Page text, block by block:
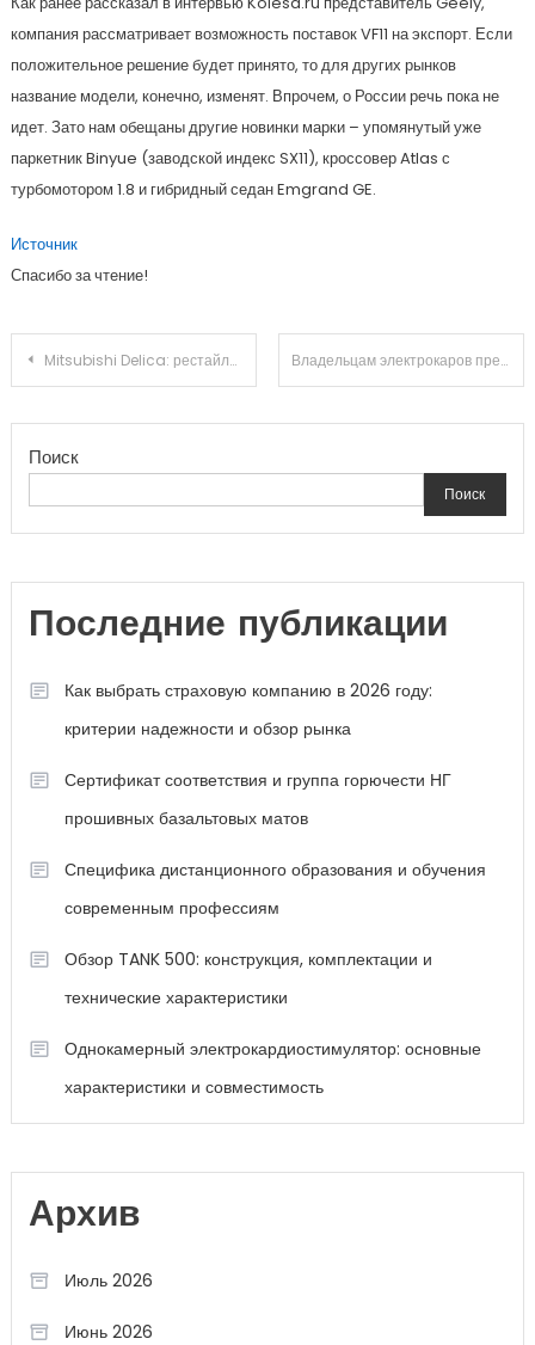
компания рассматривает возможность поставок VF11 на экспорт. Если
положительное решение будет принято, то для других рынков
название модели, конечно, изменят. Впрочем, о России речь пока не
идет. Зато нам обещаны другие новинки марки – упомянутый уже
паркетник Binyue (заводской индекс SX11), кроссовер Atlas с
турбомотором 1.8 и гибридный седан Emgrand GE.
Источник
Спасибо за чтение!
Навигация
записям
Mitsubishi Delica: рестайлинг вместо новой модели Владельцам электрокаров предложат льготы, которые будут актуальны для Москвы
Поиск
Поиск
Последние публикации
Как выбрать страховую компанию в 2026 году:
критерии надежности и обзор рынка
Сертификат соответствия и группа горючести НГ
прошивных базальтовых матов
Специфика дистанционного образования и обучения
современным профессиям
Обзор TANK 500: конструкция, комплектации и
технические характеристики
Однокамерный электрокардиостимулятор: основные
характеристики и совместимость
Архив
Июль 2026
Июнь 2026